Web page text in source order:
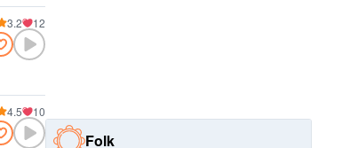
3.2 12
4.5 10
Folk